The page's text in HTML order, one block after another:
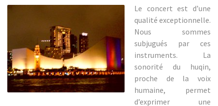
Le concert est d’une
qualité exceptionnelle.
Nous sommes
subjugués par ces
instruments. La
sonorité du huqin,
proche de la voix
humaine, permet
d’exprimer une